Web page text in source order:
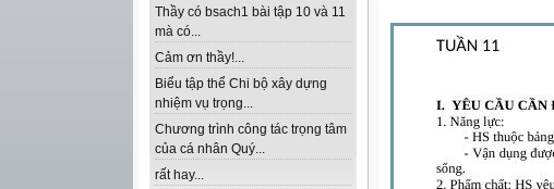
Thầy có bsach1 bài tập 10 và 11
mà có...
Cảm ơn thầy!...
Biểu tập thể Chi bộ xây dựng
nhiệm vụ trọng...
Chương trình công tác trọng tâm
của cá nhân Quý...
rất hay...